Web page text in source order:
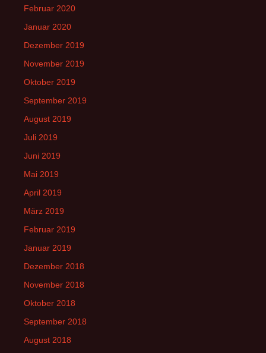
Februar 2020
Januar 2020
Dezember 2019
November 2019
Oktober 2019
September 2019
August 2019
Juli 2019
Juni 2019
Mai 2019
April 2019
März 2019
Februar 2019
Januar 2019
Dezember 2018
November 2018
Oktober 2018
September 2018
August 2018